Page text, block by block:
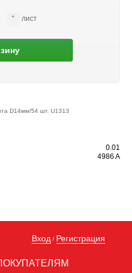
лист
D14мм/54 шт. U1313
0.01
4986 A
Вход / Регистрация